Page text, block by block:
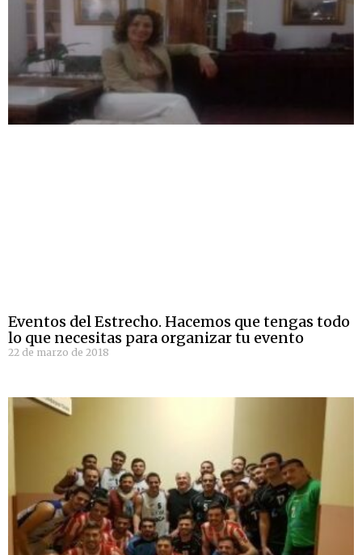
Eventos del Estrecho. Hacemos que tengas todo
lo que necesitas para organizar tu evento
22 de marzo de 2018